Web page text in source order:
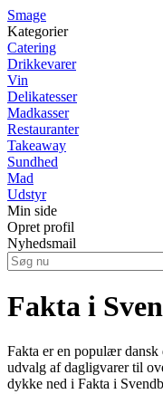
Smage
Kategorier
Catering
Drikkevarer
Vin
Delikatesser
Madkasser
Restauranter
Takeaway
Sundhed
Mad
Udstyr
Min side
Opret profil
Nyhedsmail
Fakta i
Fakta er en populær
udvalg af dagligvarer til
dykke ned i Fakta i